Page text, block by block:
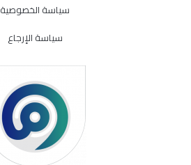
سياسة الخصوصية
سياسة الإرجاع